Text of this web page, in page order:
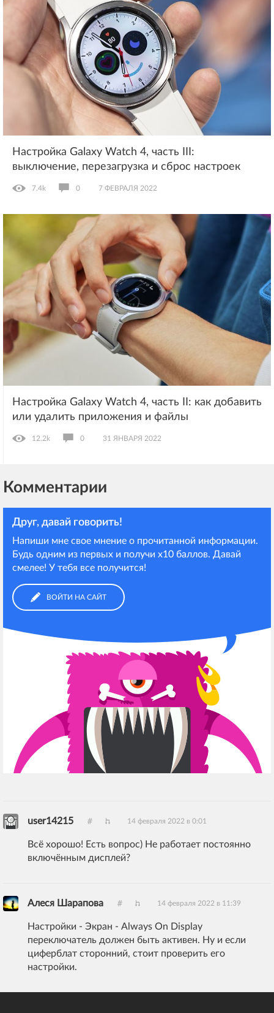
Настройка Galaxy Watch 4, часть III:
выключение, перезагрузка и сброс настроек
7.4k 0 7 ФЕВРАЛЯ 2022
Настройка Galaxy Watch 4, часть II: как добавить
или удалить приложения и файлы
12.2k 0 31 ЯНВАРЯ 2022
Комментарии
Друг, давай говорить!
Напиши мне свое мнение о прочитанной информации.
Будь одним из первых и получи х10 баллов. Давай
смелее! У тебя все получится!
ВОЙТИ НА САЙТ
user14215 14 февраля 2022 в 0:01
Всё хорошо! Есть вопрос) Не работает постоянно
включённым дисплей?
Алеся Шарапова 14 февраля 2022 в 11:39
Настройки - Экран - Always On Display
переключатель должен быть активен. Ну и если
циферблат сторонний, стоит проверить его
настройки.